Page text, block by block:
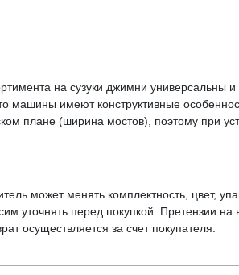
на сузуки джимни универсальны
машины имеют конструктивные
плане (ширина мостов), поэтому при
может менять комплектность, цвет,
уточнять перед покупкой. Претензии
осуществляется за счет покупателя.